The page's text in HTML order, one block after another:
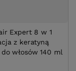
Expert 8 w 1
z keratyną
włosów 140 ml